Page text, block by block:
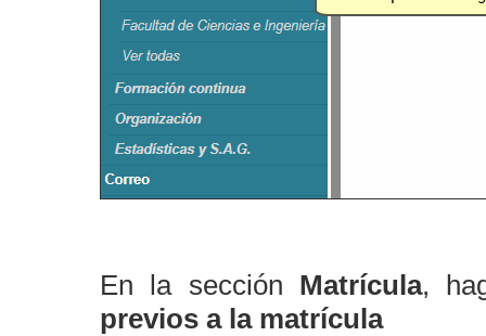
En la sección Matrícula,
previos a la matrícula